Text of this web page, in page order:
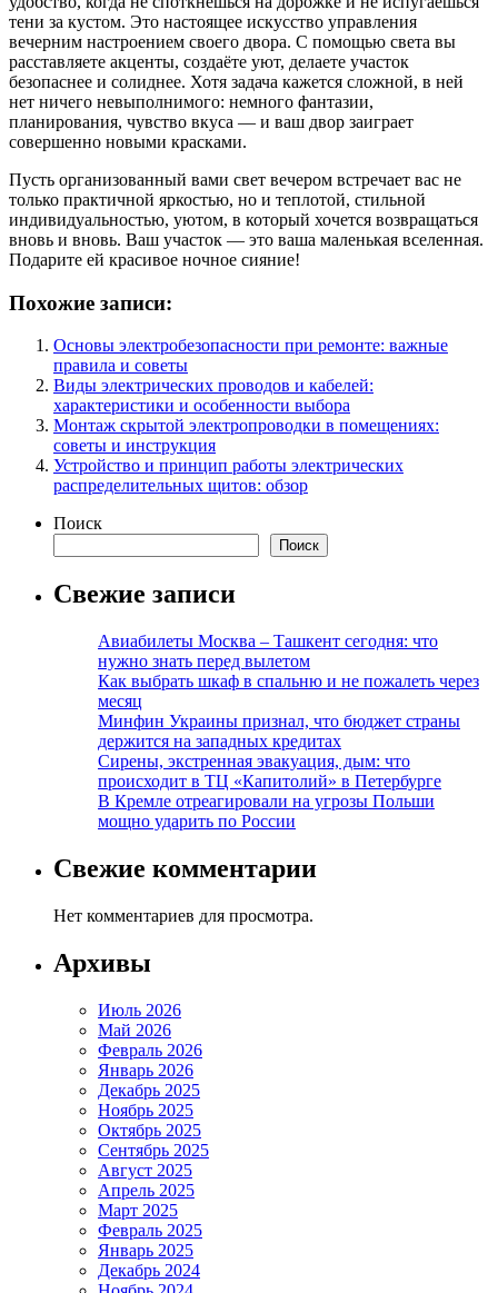
тени за кустом. Это настоящее искусство управления
вечерним настроением своего двора. С помощью света вы
расставляете акценты, создаёте уют, делаете участок
безопаснее и солиднее. Хотя задача кажется сложной, в ней
нет ничего невыполнимого: немного фантазии,
планирования, чувство вкуса — и ваш двор заиграет
совершенно новыми красками.
Пусть организованный вами свет вечером встречает вас не
только практичной яркостью, но и теплотой, стильной
индивидуальностью, уютом, в который хочется возвращаться
вновь и вновь. Ваш участок — это ваша маленькая вселенная.
Подарите ей красивое ночное сияние!
Похожие записи:
Основы электробезопасности при ремонте: важные
правила и советы
Виды электрических проводов и кабелей:
характеристики и особенности выбора
Монтаж скрытой электропроводки в помещениях:
советы и инструкция
Устройство и принцип работы электрических
распределительных щитов: обзор
Поиск
Поиск
Свежие записи
Авиабилеты Москва – Ташкент сегодня: что
нужно знать перед вылетом
Как выбрать шкаф в спальню и не пожалеть через
месяц
Минфин Украины признал, что бюджет страны
держится на западных кредитах
Сирены, экстренная эвакуация, дым: что
происходит в ТЦ «Капитолий» в Петербурге
В Кремле отреагировали на угрозы Польши
мощно ударить по России
Свежие комментарии
Нет комментариев для просмотра.
Архивы
Июль 2026
Май 2026
Февраль 2026
Январь 2026
Декабрь 2025
Ноябрь 2025
Октябрь 2025
Сентябрь 2025
Август 2025
Апрель 2025
Март 2025
Февраль 2025
Январь 2025
Декабрь 2024